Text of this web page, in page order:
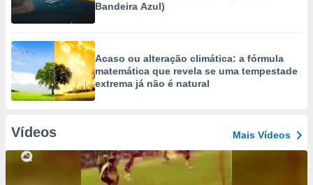
Bandeira Azul)
Acaso ou alteração climática: a fórmula
matemática que revela se uma tempestade
extrema já não é natural
Vídeos Mais Vídeos